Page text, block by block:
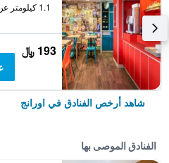
1.1 كيلومتر عن وسط المدينة
193 ﷼
شاهد أرخص الفنادق في اورانج
الفنادق الموصى بها